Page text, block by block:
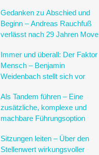
Gedanken zu Abschied und
Beginn – Andreas Rauchfuß
verlässt nach 29 Jahren Move
Immer und überall: Der Faktor
Mensch – Benjamin
Weidenbach stellt sich vor
Als Tandem führen – Eine
zusätzliche, komplexe und
machbare Führungsoption
Sitzungen leiten – Über den
Stellenwert wirkungsvoller